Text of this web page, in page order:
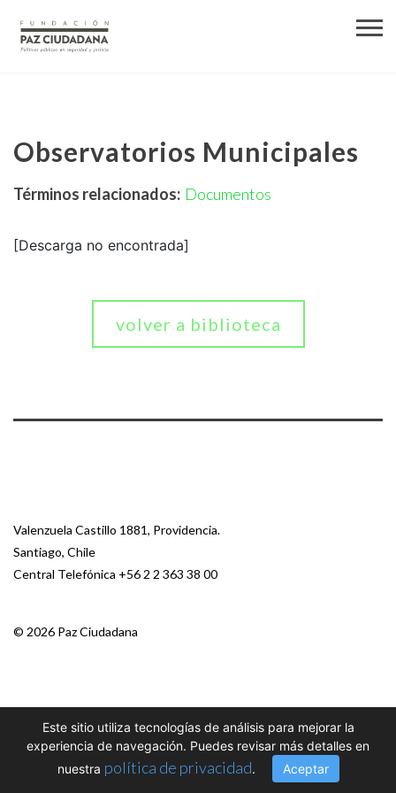
Observatorios Municipales
Términos relacionados: Documentos
[Descarga no encontrada]
volver a biblioteca
Valenzuela Castillo 1881, Providencia.
Santiago, Chile
Central Telefónica +56 2 2 363 38 00
© 2026 Paz Ciudadana
Este sitio utiliza tecnologías de análisis para mejorar la
experiencia de navegación. Puedes revisar más detalles en
nuestra política de privacidad. Aceptar